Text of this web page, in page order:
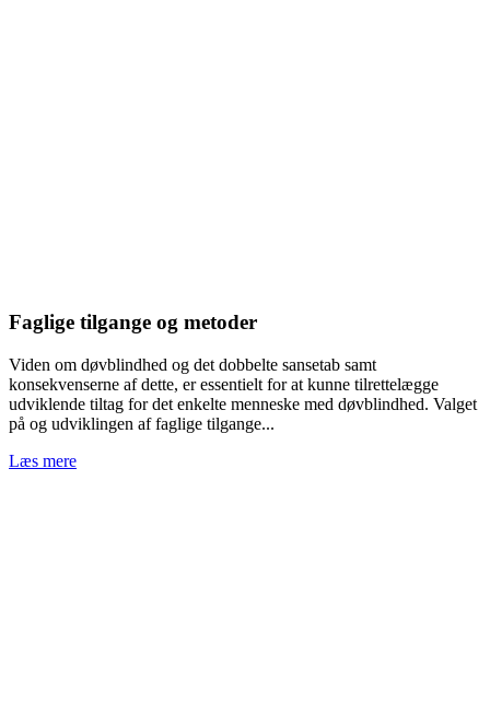
Faglige tilgange og metoder
Viden om døvblindhed og det dobbelte sansetab samt
konsekvenserne af dette, er essentielt for at kunne tilrettelægge
udviklende tiltag for det enkelte menneske med døvblindhed. Valget
på og udviklingen af faglige tilgange...
Læs mere